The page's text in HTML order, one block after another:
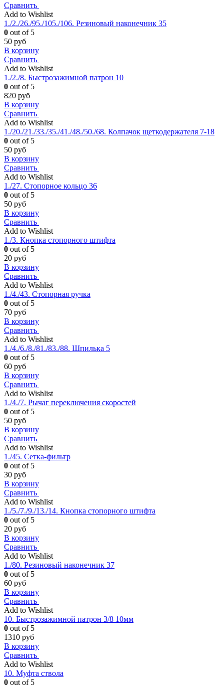
Сравнить
Add to Wishlist
1./2./26./95./105./106. Резиновый наконечник 35
0 out of 5
50 руб
В корзину
Сравнить
Add to Wishlist
1./2./8. Быстрозажимной патрон 10
0 out of 5
820 руб
В корзину
Сравнить
Add to Wishlist
1./20./21./33./35./41./48./50./68. Колпачок щеткодержателя 7-18
0 out of 5
50 руб
В корзину
Сравнить
Add to Wishlist
1./27. Стопорное кольцо 36
0 out of 5
50 руб
В корзину
Сравнить
Add to Wishlist
1./3. Кнопка стопорного штифта
0 out of 5
20 руб
В корзину
Сравнить
Add to Wishlist
1./4./43. Стопорная ручка
0 out of 5
70 руб
В корзину
Сравнить
Add to Wishlist
1./4./6./8./81./83./88. Шпилька 5
0 out of 5
60 руб
В корзину
Сравнить
Add to Wishlist
1./4./7. Рычаг переключения скоростей
0 out of 5
50 руб
В корзину
Сравнить
Add to Wishlist
1./45. Сетка-фильтр
0 out of 5
30 руб
В корзину
Сравнить
Add to Wishlist
1./5./7./9./13./14. Кнопка стопорного штифта
0 out of 5
20 руб
В корзину
Сравнить
Add to Wishlist
1./80. Резиновый наконечник 37
0 out of 5
60 руб
В корзину
Сравнить
Add to Wishlist
10. Быстрозажимной патрон 3/8 10мм
0 out of 5
1310 руб
В корзину
Сравнить
Add to Wishlist
10. Муфта ствола
0 out of 5